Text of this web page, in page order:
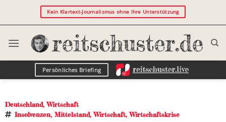
Kein Klartext-Journalismus ohne Ihre Unterstützung
Persönliches Briefing
Deutschland,Wirtschaft
Insolvenzen, Mittelstand,Wirtschaft,Wirtschaftskrise